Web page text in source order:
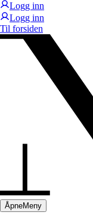
Logg inn
Logg inn
Til forsiden
ÅpneMeny